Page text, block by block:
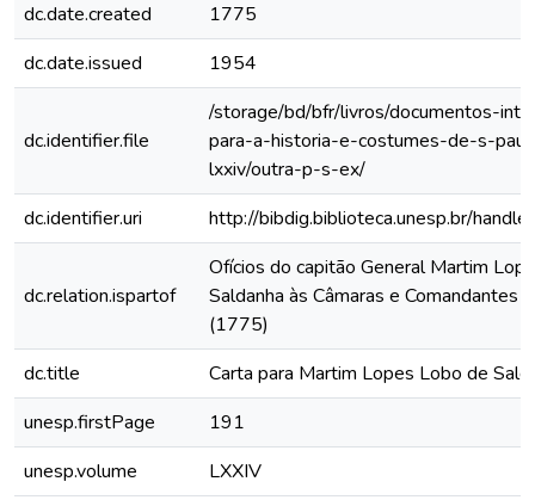
dc.date.created
1775
dc.date.issued
1954
dc.identifier.file
/storage/bd/bfr/livros/documentos-
para-a-historia-e-costumes-de-s-
lxxiv/outra-p-s-ex/
dc.identifier.uri
http://bibdig.biblioteca.unesp.br/
dc.relation.ispartof
Ofícios do capitão General Martim
Saldanha às Câmaras e Comandantes
(1775)
dc.title
Carta para Martim Lopes Lobo de
unesp.firstPage
191
unesp.volume
LXXIV